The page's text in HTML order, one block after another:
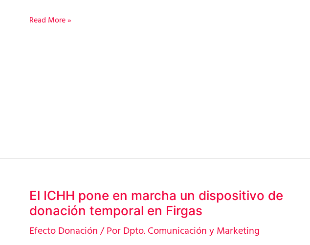
temporal
Read More »
El ICHH pone en marcha un dispositivo de
donación temporal en Firgas
Efecto Donación/ PorDpto. Comunicación y Marketing
El
ICHH
pone